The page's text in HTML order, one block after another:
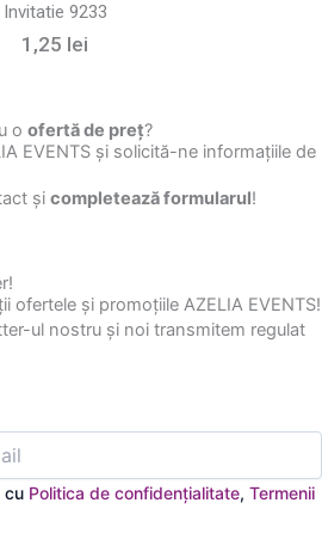
Invitatie 9233
1,25 lei
o ofertă de preț?
EVENTS și solicită-ne informațiile de
și completează formularul!
ofertele și promoțiile AZELIA EVENTS!
ul nostru și noi transmitem regulat
cu Politica de confidențialitate, Termenii